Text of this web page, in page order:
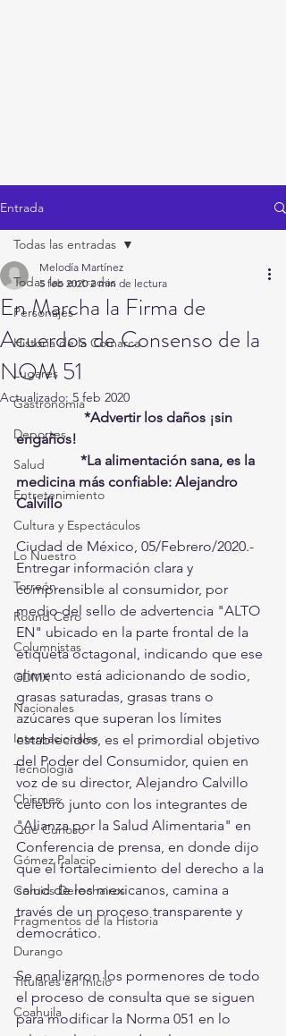
Entrada
Todas las entradas
Personajes
Historia de la Comarca
Lugares
Gastronomía
Deportes
Salud
Entretenimiento
Cultura y Espectáculos
Lo Nuestro
Torreón
Round Cero
Columnistas
CDMX
Nacionales
Internacionales
Tecnología
Chismes
Qué Curioso
Gómez Palacio
Comics Derechairos
Fragmentos de la Historia
Durango
Titulares en Inicio
Coahuila
Todas las entradas
En Marcha la Firma de
Acuerdos de Consenso de la
NOM 51
Melodía Martínez
5 feb 2020 2 min de lectura
Actualizado: 5 feb 2020
*Advertir los daños ¡sin
engaños!
*La alimentación sana, es la
medicina más confiable: Alejandro
Calvillo
Ciudad de México, 05/Febrero/2020.-
Entregar información clara y
comprensible al consumidor, por
medio del sello de advertencia "ALTO
EN" ubicado en la parte frontal de la
etiqueta octagonal, indicando que ese
alimento está adicionando de sodio,
grasas saturadas, grasas trans o
azúcares que superan los límites
establecidos, es el primordial objetivo
del Poder del Consumidor, quien en
voz de su director, Alejandro Calvillo
celebró junto con los integrantes de
"Alianza por la Salud Alimentaria" en
Conferencia de prensa, en donde dijo
que el fortalecimiento del derecho a la
salud de los mexicanos, camina a
través de un proceso transparente y
democrático.
Se analizaron los pormenores de todo
el proceso de consulta que se siguen
para modificar la Norma 051 en lo